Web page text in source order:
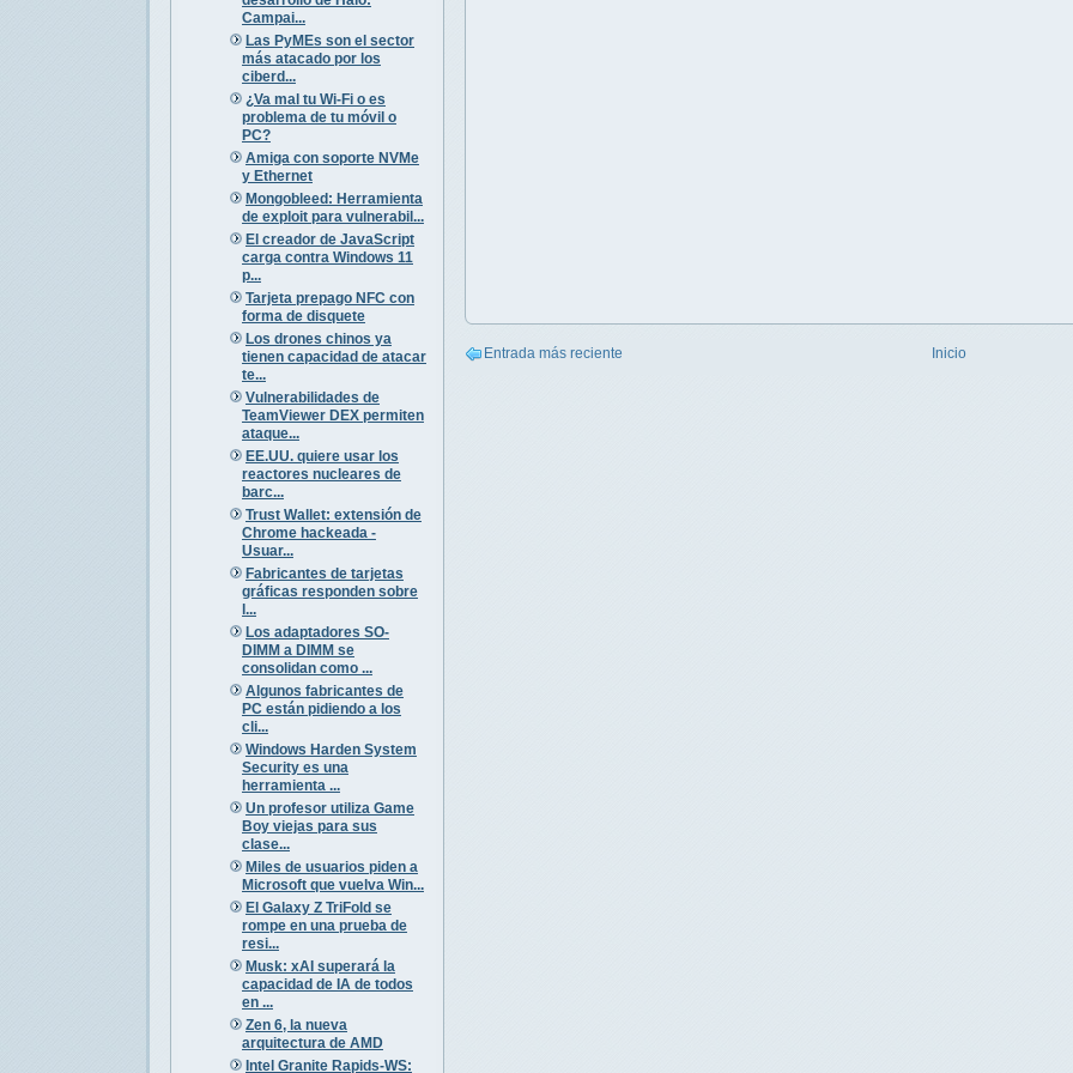
Campai...
Las PyMEs son el sector
más atacado por los
ciberd...
¿Va mal tu Wi-Fi o es
problema de tu móvil o
PC?
Amiga con soporte NVMe
y Ethernet
Mongobleed: Herramienta
de exploit para vulnerabil...
El creador de JavaScript
carga contra Windows 11
p...
Tarjeta prepago NFC con
forma de disquete
Los drones chinos ya
tienen capacidad de atacar
te...
Vulnerabilidades de
TeamViewer DEX permiten
ataque...
EE.UU. quiere usar los
reactores nucleares de
barc...
Trust Wallet: extensión de
Chrome hackeada -
Usuar...
Fabricantes de tarjetas
gráficas responden sobre
l...
Los adaptadores SO-
DIMM a DIMM se
consolidan como ...
Algunos fabricantes de
PC están pidiendo a los
cli...
Windows Harden System
Security es una
herramienta ...
Un profesor utiliza Game
Boy viejas para sus
clase...
Miles de usuarios piden a
Microsoft que vuelva Win...
El Galaxy Z TriFold se
rompe en una prueba de
resi...
Musk: xAI superará la
capacidad de IA de todos
en ...
Zen 6, la nueva
arquitectura de AMD
Intel Granite Rapids-WS:
Entrada más reciente Inicio